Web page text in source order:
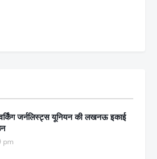
जर्नलिस्ट्स यूनियन की लखनऊ इकाई
pm